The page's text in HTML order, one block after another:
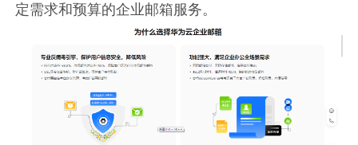
定需求和预算的企业邮箱服务。